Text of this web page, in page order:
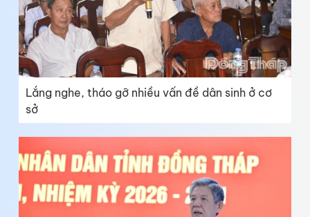
Lắng nghe, tháo gỡ nhiều vấn đề dân sinh ở cơ
sở